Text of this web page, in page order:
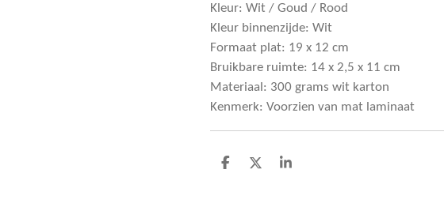
Kleur: Wit / Goud / Rood
Kleur binnenzijde: Wit
Formaat plat: 19 x 12 cm
Bruikbare ruimte: 14 x 2,5 x 11 cm
Materiaal: 300 grams wit karton
Kenmerk: Voorzien van mat laminaat
D
D
S